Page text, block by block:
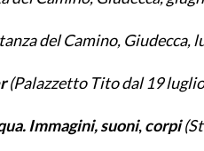
del Camino, Giudecca,
(Palazzetto Tito dal 19
Immagini, suoni,corpi